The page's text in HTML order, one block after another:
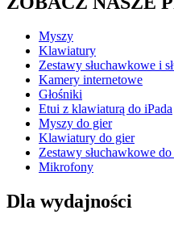
Myszy
Klawiatury
Zestawy słuchawkowe i
Kamery internetowe
Głośniki
Etui z klawiaturą do iPada
Myszy do gier
Klawiatury do gier
Zestawy słuchawkowe
Mikrofony
Dla wydajności